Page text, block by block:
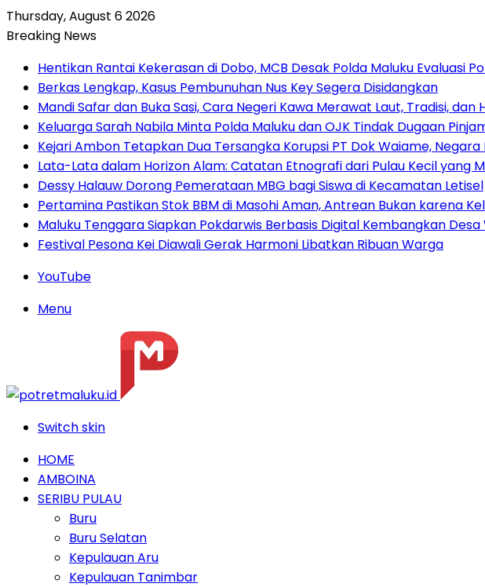
Thursday, August 6 2026
Breaking News
Hentikan Rantai Kekerasan di Dobo, MCB Desak Polda Maluku Evaluasi
Berkas Lengkap, Kasus Pembunuhan Nus Key Segera Disidangkan
Mandi Safar dan Buka Sasi, Cara Negeri Kawa Merawat Laut, Tradisi,
Keluarga Sarah Nabila Minta Polda Maluku dan OJK Tindak Dugaan
Kejari Ambon Tetapkan Dua Tersangka Korupsi PT Dok Waiame, Negara
Lata-Lata dalam Horizon Alam: Catatan Etnografi dari Pulau Kecil yang
Dessy Halauw Dorong Pemerataan MBG bagi Siswa di Kecamatan Letisel
Pertamina Pastikan Stok BBM di Masohi Aman, Antrean Bukan karena
Maluku Tenggara Siapkan Pokdarwis Berbasis Digital Kembangkan Desa
Festival Pesona Kei Diawali Gerak Harmoni Libatkan Ribuan Warga
YouTube
Menu
Switch skin
HOME
AMBOINA
SERIBU PULAU
Buru
Buru Selatan
Kepulauan Aru
Kepulauan Tanimbar